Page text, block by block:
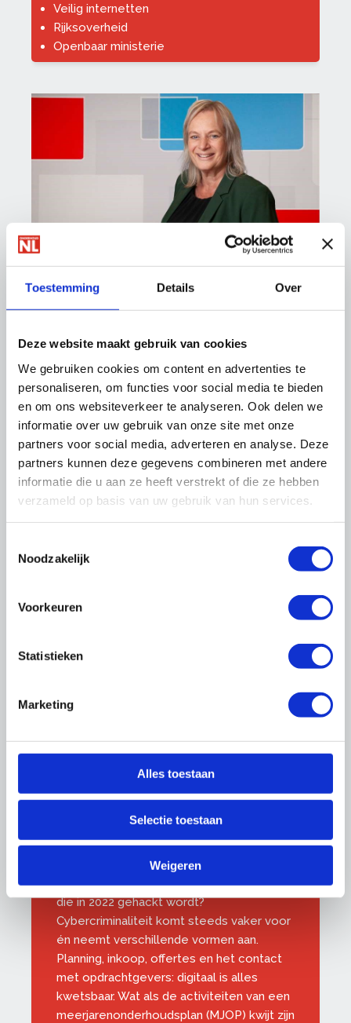
Toestemming Details Over
Deze website maakt gebruik van cookies
We gebruiken cookies om content en advertenties te
personaliseren, om functies voor social media te bieden
en om ons websiteverkeer te analyseren. Ook delen we
informatie over uw gebruik van onze site met onze
partners voor social media, adverteren en analyse. Deze
partners kunnen deze gegevens combineren met andere
informatie die u aan ze heeft verstrekt of die ze hebben
verzameld op basis van uw gebruik van hun services.
Noodzakelijk
Voorkeuren
Statistieken
Marketing
Alles toestaan
Selectie toestaan
Weigeren
Veilig internetten
Rijksoverheid
Openbaar ministerie
Ledenadvies |Marianne Kortenbout
088 - 0188 155
ledenadvies@onderhoudnl.nl
Nieuws
27 juli 2026
Partnernieuws Boels Rental: Dit zijn de
winnaars van de OnderhoudNL WK-
poule 2026!
Bijna 300 cyberaanvallen per
Wel of niet verzekeren?
Is uw bedrijf één van de 107.300 bedrijven
die in 2022 gehackt wordt?
Cybercriminaliteit komt steeds vaker voor
én neemt verschillende vormen aan.
Planning, inkoop, offertes en het contact
met opdrachtgevers: digitaal is alles
kwetsbaar. Wat als de activiteiten van een
meerjarenonderhoudsplan (MJOP) kwijt zijn